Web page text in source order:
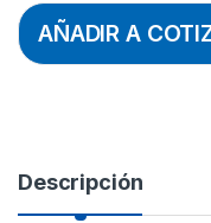
AÑADIR A
Descripción